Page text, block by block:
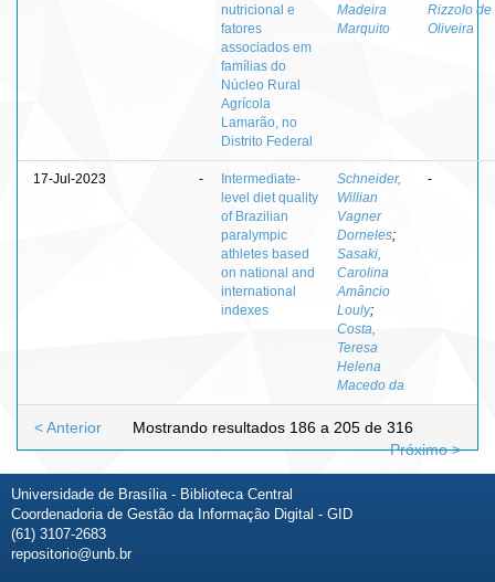
nutricional e
fatores
associados em
famílias do
Núcleo Rural
Agrícola
Lamarão, no
Distrito Federal
Madeira
Marquito
Rizzolo de
Oliveira
17-Jul-2023 -
Intermediate-
level diet quality
of Brazilian
paralympic
athletes based
on national and
international
indexes
Schneider,
Willian
Vagner
Dorneles;
Sasaki,
Carolina
Amâncio
Louly;
Costa,
Teresa
Helena
Macedo da
-
Mostrando resultados 186 a 205 de 316
< Anterior
Próximo >
Universidade de Brasília - Biblioteca Central
Coordenadoria de Gestão da Informação Digital - GID
(61) 3107-2683
repositorio@unb.br